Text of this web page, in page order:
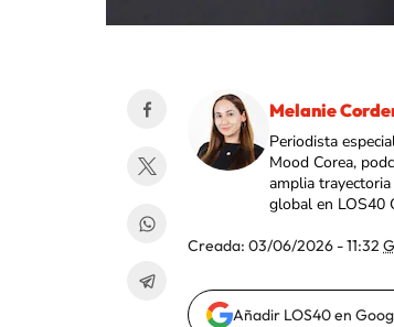
Melanie
Periodista
Mood Corea,
amplia
global en LOS40
Creada: 03/06/2026 - 11:32
Añadir LOS40 en